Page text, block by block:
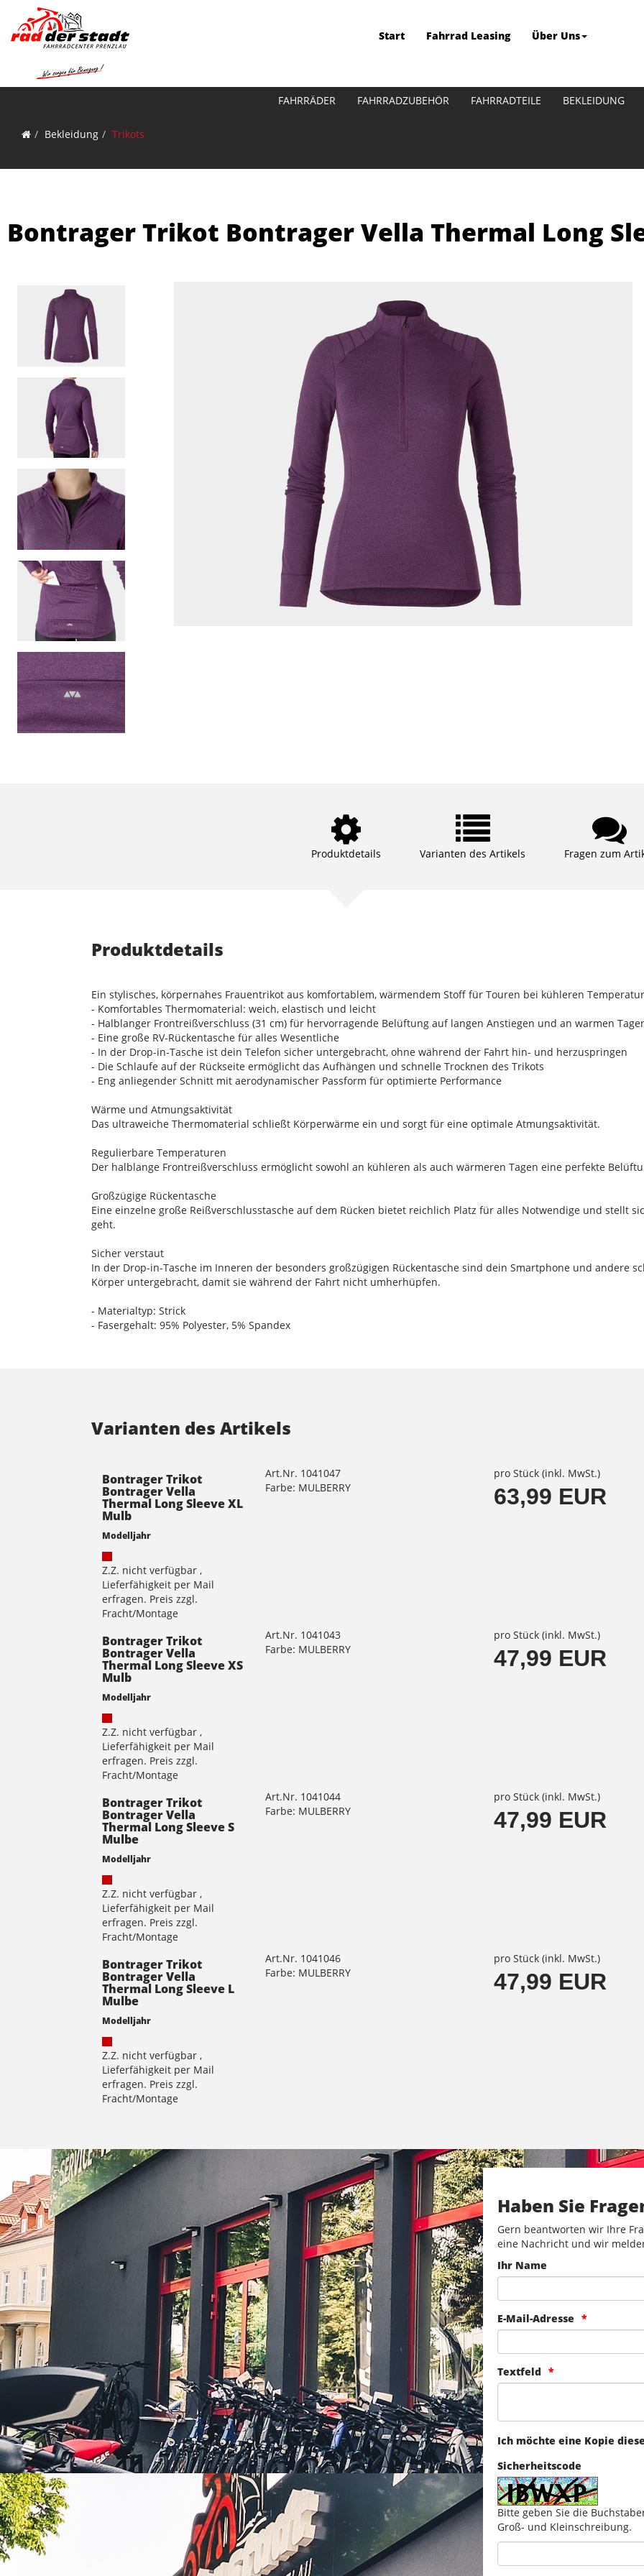
Start Fahrrad Leasing Über Uns
FAHRRÄDER FAHRRADZUBEHÖR FAHRRADTEILE BEKLEIDUNG
Bekleidung Trikots
Bontrager Trikot Bontrager Vella Thermal Long
Produktdetails Varianten des Artikels Fragen zum
Produktdetails
Ein stylisches, körpernahes Frauentrikot aus komfortablem, wärmendem Stoff für Touren bei kühleren
- Komfortables Thermomaterial: weich, elastisch und leicht
- Halblanger Frontreißverschluss (31 cm) für hervorragende Belüftung auf langen Anstiegen und an warmen
- Eine große RV-Rückentasche für alles Wesentliche
- In der Drop-in-Tasche ist dein Telefon sicher untergebracht, ohne während der Fahrt hin- und herzuspringen
- Die Schlaufe auf der Rückseite ermöglicht das Aufhängen und schnelle Trocknen des Trikots
- Eng anliegender Schnitt mit aerodynamischer Passform für optimierte Performance
Wärme und Atmungsaktivität
Das ultraweiche Thermomaterial schließt Körperwärme ein und sorgt für eine optimale Atmungsaktivität.
Regulierbare Temperaturen
Der halblange Frontreißverschluss ermöglicht sowohl an kühleren als auch wärmeren Tagen eine perfekte
Großzügige Rückentasche
Eine einzelne große Reißverschlusstasche auf dem Rücken bietet reichlich Platz für alles Notwendige und stellt
geht.
Sicher verstaut
In der Drop-in-Tasche im Inneren der besonders großzügigen Rückentasche sind dein Smartphone und andere
Körper untergebracht, damit sie während der Fahrt nicht umherhüpfen.
- Materialtyp: Strick
- Fasergehalt: 95% Polyester, 5% Spandex
Varianten des Artikels
Bontrager Trikot
Bontrager Vella
Thermal Long Sleeve XL
Mulb
Modelljahr
Z.Z. nicht verfügbar ,
Lieferfähigkeit per Mail
erfragen. Preis zzgl.
Fracht/Montage
Art.Nr. 1041047
Farbe: MULBERRY
pro Stück (inkl. MwSt.)
63,99 EUR
Bontrager Trikot
Bontrager Vella
Thermal Long Sleeve XS
Mulb
Modelljahr
Z.Z. nicht verfügbar ,
Lieferfähigkeit per Mail
erfragen. Preis zzgl.
Fracht/Montage
Art.Nr. 1041043
Farbe: MULBERRY
pro Stück (inkl. MwSt.)
47,99 EUR
Bontrager Trikot
Bontrager Vella
Thermal Long Sleeve S
Mulbe
Modelljahr
Z.Z. nicht verfügbar ,
Lieferfähigkeit per Mail
erfragen. Preis zzgl.
Fracht/Montage
Art.Nr. 1041044
Farbe: MULBERRY
pro Stück (inkl. MwSt.)
47,99 EUR
Bontrager Trikot
Bontrager Vella
Thermal Long Sleeve L
Mulbe
Modelljahr
Z.Z. nicht verfügbar ,
Lieferfähigkeit per Mail
erfragen. Preis zzgl.
Fracht/Montage
Art.Nr. 1041046
Farbe: MULBERRY
pro Stück (inkl. MwSt.)
47,99 EUR
Haben Sie
Gern beantworten wir Ihre
eine Nachricht und wir
Ihr Name
E-Mail-Adresse
Textfeld
Ich möchte eine Kopie
Sicherheitscode
Bitte geben Sie die
Groß- und Kleinschreibung.